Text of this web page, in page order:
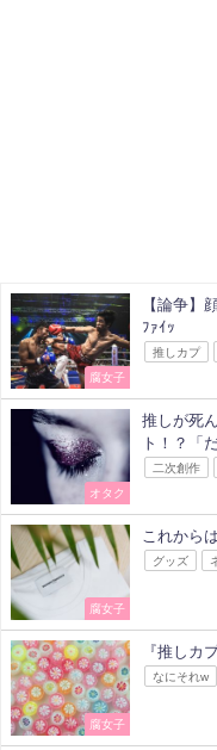
腐女子
【論争】
ﾌｧｲｯ
推しカプ
オタク
推しが死
ト！？「
二次創作
腐女子
これから
グッズ
腐女子
『推しカ
なにそれw